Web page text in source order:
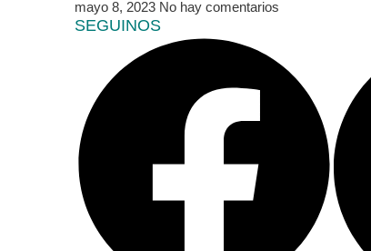
mayo 8, 2023 No hay comentarios
SEGUINOS